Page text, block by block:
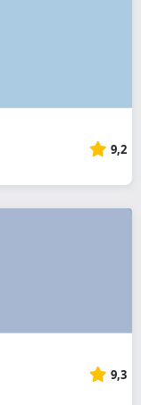
9,2
9,3